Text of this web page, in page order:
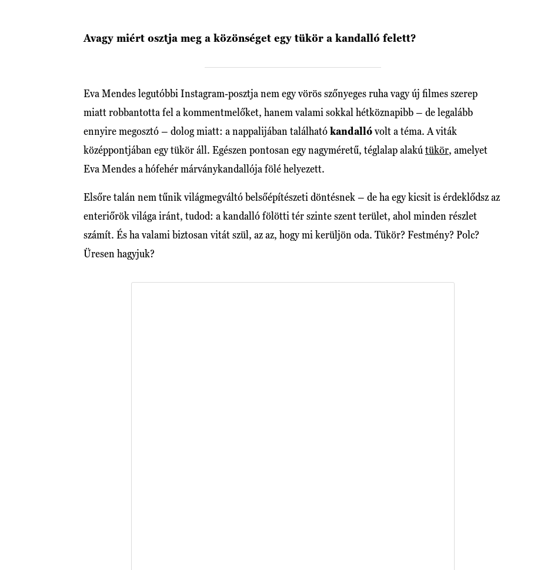
Avagy miért osztja meg a közönséget egy tükör a kandalló felett?
Eva Mendes legutóbbi Instagram-posztja nem egy vörös szőnyeges ruha vagy új filmes szerep
miatt robbantotta fel a kommentmelőket, hanem valami sokkal hétköznapibb – de legalább
ennyire megosztó – dolog miatt: a nappalijában találhatókandallóvolt a téma. A viták
középpontjában egy tükör áll. Egészen pontosan egy nagyméretű, téglalap alakú tükör, amelyet
Eva Mendes a hófehér márványkandallója fölé helyezett.
Elsőre talán nem tűnik világmegváltó belsőépítészeti döntésnek – de ha egy kicsit is érdeklődsz az
enteriőrök világa iránt, tudod: a kandalló fölötti tér szinte szent terület, ahol minden részlet
számít. És ha valami biztosan vitát szül, az az, hogy mi kerüljön oda. Tükör? Festmény? Polc?
Üresen hagyjuk?